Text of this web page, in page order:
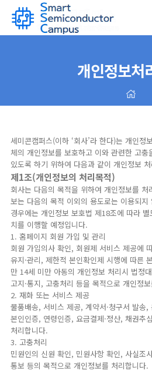
개인정보처
세미콘캠퍼스(이하 ‘회사’라 한다)는 개인정
체의 개인정보를 보호하고 이와 관련한 고
있도록 하기 위하여 다음과 같이 개인정보
제1조(개인정보의 처리목적)
회사는 다음의 목적을 위하여 개인정보를
보는 다음의 목적 이외의 용도로는 이용되
경우에는 개인정보 보호법 제18조에 따라
치를 이행할 예정입니다.
1. 홈페이지 회원 가입 및 관리
회원 가입의사 확인, 회원제 서비스 제공에
유지·관리, 제한적 본인확인제 시행에 따른
만 14세 미만 아동의 개인정보 처리시 법정
고지·통지, 고충처리 등을 목적으로 개인정
2. 재화 또는 서비스 제공
물품배송, 서비스 제공, 계약서·청구서 발송
본인인증, 연령인증, 요금결제·정산, 채권추
처리합니다.
3. 고충처리
민원인의 신원 확인, 민원사항 확인, 사실조
통보 등의 목적으로 개인정보를 처리합니다.